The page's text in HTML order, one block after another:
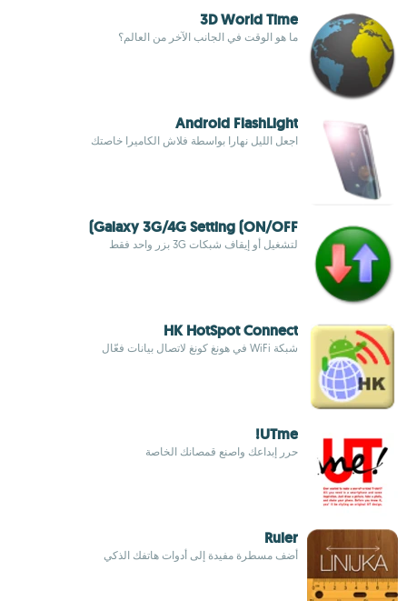
3D World Time
ما هو الوقت في الجانب الآخر من العالم؟
Android FlashLight
اجعل الليل نهارا بواسطة فلاش الكاميرا خاصتك
Galaxy 3G/4G Setting (ON/OFF)
لتشغيل أو إيقاف شبكات 3G بزر واحد فقط
HK HotSpot Connect
شبكة WiFi في هونغ كونغ لاتصال بيانات فعّال
UTme!
حرر إبداعك واصنع قمصانك الخاصة
Ruler
أضف مسطرة مفيدة إلى أدوات هاتفك الذكي